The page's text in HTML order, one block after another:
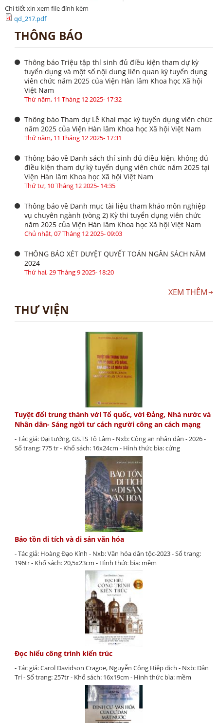
Chi tiết xin xem file đính kèm
qd_217.pdf
THÔNG BÁO
Thông báo Triệu tập thí sinh đủ điều kiện tham dự kỳ
tuyển dụng và một số nội dung liên quan kỳ tuyển dụng
viên chức năm 2025 của Viện Hàn lâm Khoa học Xã hội
Việt Nam
Thứ năm, 11 Tháng 12 2025- 17:32
Thông báo Tham dự Lễ Khai mạc kỳ tuyển dụng viên chức
năm 2025 của Viện Hàn lâm Khoa học Xã hội Việt Nam
Thứ năm, 11 Tháng 12 2025- 17:31
Thông báo về Danh sách thí sinh đủ điều kiện, không đủ
điều kiện tham dự kỳ tuyển dụng viên chức năm 2025 tại
Viện Hàn lâm Khoa học Xã hội Việt Nam
Thứ tư, 10 Tháng 12 2025- 14:35
Thông báo về Danh mục tài liệu tham khảo môn nghiệp
vụ chuyên ngành (vòng 2) Kỳ thi tuyển dụng viên chức
năm 2025 của Viện Hàn lâm Khoa học Xã hội Việt Nam
Chủ nhật, 07 Tháng 12 2025- 09:03
THÔNG BÁO XÉT DUYỆT QUYẾT TOÁN NGÂN SÁCH NĂM
2024
Thứ hai, 29 Tháng 9 2025- 18:20
XEM THÊM
THƯ VIỆN
Tuyệt đối trung thành với Tổ quốc, với Đảng, Nhà nước và
Nhân dân- Sáng ngời tư cách người công an cách mạng
- Tác giả: Đại tướng, GS.TS Tô Lâm - Nxb: Công an nhân dân - 2026 -
Số trang: 775 tr - Khổ sách: 16x24cm - Hình thức bìa: cứng
Bảo tồn di tích và di sản văn hóa
- Tác giả: Hoàng Đạo Kính - Nxb: Văn hóa dân tộc-2023 - Số trang:
196tr - Khổ sách: 20,5x23cm - Hình thức bìa: mềm
Đọc hiểu công trình kiến trúc
- Tác giả: Carol Davidson Cragoe, Nguyễn Công Hiệp dịch - Nxb: Dân
Trí - Số trang: 257tr - Khổ sách: 16x19cm - Hình thức bìa: mềm